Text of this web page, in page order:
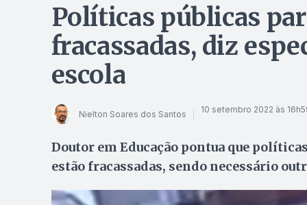
Políticas públicas
fracassadas, diz
escola
Nielton Soares dos Santos 10 setembro 2022 às
Doutor em Educação pontua que
estão fracassadas, sendo necessário